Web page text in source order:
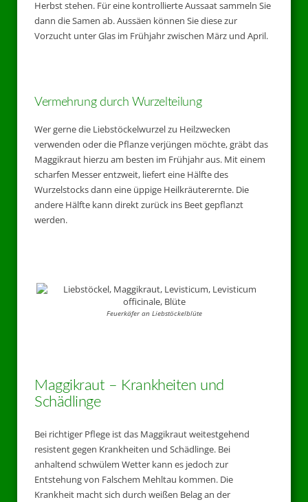
Herbst stehen. Für eine kontrollierte Aussaat sammeln Sie
dann die Samen ab. Aussäen können Sie diese zur
Vorzucht unter Glas im Frühjahr zwischen März und April.
Vermehrung durch Wurzelteilung
Wer gerne die Liebstöckelwurzel zu Heilzwecken
verwenden oder die Pflanze verjüngen möchte, gräbt das
Maggikraut hierzu am besten im Frühjahr aus. Mit einem
scharfen Messer entzweit, liefert eine Hälfte des
Wurzelstocks dann eine üppige Heilkräuterernte. Die
andere Hälfte kann direkt zurück ins Beet gepflanzt
werden.
Feuerkäfer an Liebstöckelblüte
Maggikraut – Krankheiten und
Schädlinge
Bei richtiger Pflege ist das Maggikraut weitestgehend
resistent gegen Krankheiten und Schädlinge. Bei
anhaltend schwülem Wetter kann es jedoch zur
Entstehung von Falschem Mehltau kommen. Die
Krankheit macht sich durch weißen Belag an der